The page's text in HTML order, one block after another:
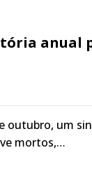
anual
outubro, um
mortos,…